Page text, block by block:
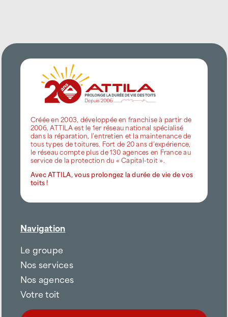
AUBAGNE
AUCH
BAIN-DE-BRETAGNE-JANZÉ
BERNAY
BÉZIERS
BORDEAUX MÉRIGNAC
BORDEAUX NORD
BORDEAUX SUD
BOURG-EN-BRESSE
Créée en 2003, développée en franchise à partir de
2006, ATTILA est le 1er réseau national spécialisé
dans la réparation, l’entretien et la maintenance de
tous types de toitures. Fort de 20 ans d’expérience,
le réseau compte plus de 130 agences en France au
service de la protection du « Capital-toit ».
Avec ATTILA, vous prolongez la durée de vie de vos
toits !
Navigation
Le groupe
Nos services
Nos agences
Votre toit